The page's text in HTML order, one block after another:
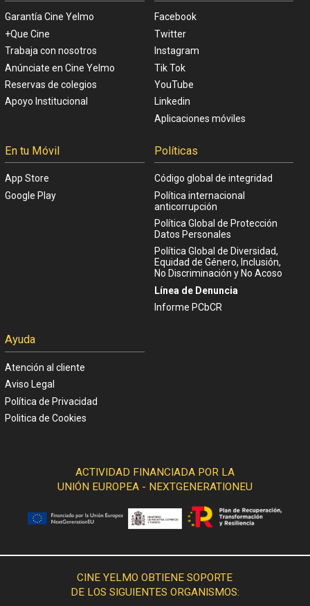
Garantía Cine Yelmo
+Que Cine
Trabaja con nosotros
Anúnciate en Cine Yelmo
Reservas de colegios
Apoyo Institucional
Facebook
Twitter
Instagram
Tik Tok
YouTube
Linkedin
Aplicaciones móviles
En tu Móvil
App Store
Google Play
Políticas
Código global de integridad
Política internacional
anticorrupción
Política Global de Protección
Datos Personales
Política Global de Diversidad,
Equidad de Género, Inclusión,
No Discriminación y No Acoso
Línea de Denuncia
Informe PCbCR
Ayuda
Atención al cliente
Aviso Legal
Política de Privacidad
Politica de Cookies
ACTIVIDAD FINANCIADA POR LA
UNIÓN EUROPEA - NEXTGENERATIONEU
CINE YELMO OBTIENE SOPORTE
DE LOS SIGUIENTES ORGANISMOS: